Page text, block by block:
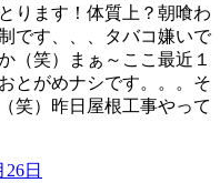
ります！体質上？朝喰わ
です、、、タバコ嫌いで
（笑）まぁ～ここ最近１
とがめナシです。。。そ
笑）昨日屋根工事やって
26日